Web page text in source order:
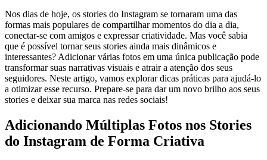
Nos dias de hoje, os stories do Instagram se tornaram uma das
formas mais populares de compartilhar momentos do dia a dia,
conectar-se com amigos e expressar criatividade.​ Mas você sabia
que é possível tornar seus stories⁣ ainda mais ⁣dinâmicos e
interessantes? Adicionar ​várias ‌fotos ⁤em uma única publicação pode
transformar suas narrativas visuais e atrair a atenção dos⁤ seus
seguidores. Neste artigo, vamos explorar dicas práticas para ajudá-lo
a otimizar esse recurso. ⁤Prepare-se⁣ para dar um novo brilho aos seus
stories‌ e deixar⁢ sua marca nas redes sociais!
Adicionando‌ Múltiplas Fotos nos Stories
do Instagram de Forma‌ Criativa